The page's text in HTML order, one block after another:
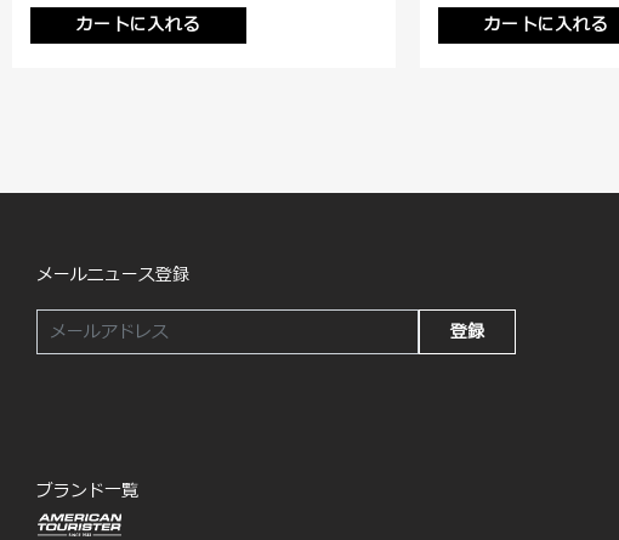
カートに入れる
カートに入れる
メールニュース登録
登録
ブランド一覧